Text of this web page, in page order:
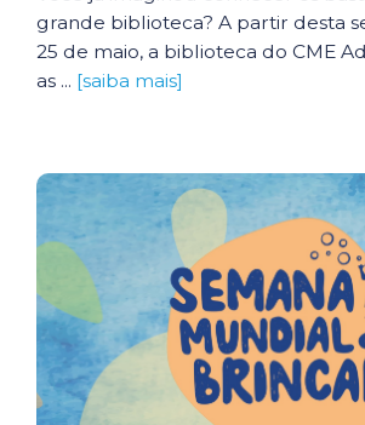
grande biblioteca? A partir desta
25 de maio, a biblioteca do CME
as ... [saiba mais]